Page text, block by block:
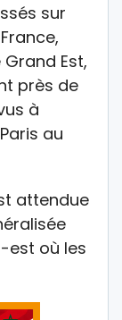
sur
Est,
près de
à
au
attendue
est où les